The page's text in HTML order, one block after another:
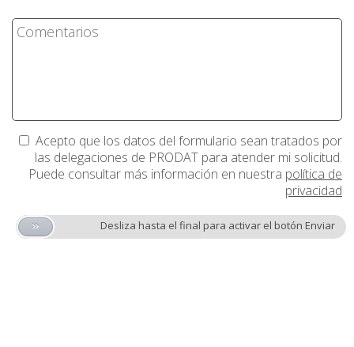
Acepto que los datos del formulario sean tratados por
las delegaciones de PRODAT para atender mi solicitud.
Puede consultar más información en nuestra política de
privacidad
Desliza hasta el final para activar el botón Enviar
»